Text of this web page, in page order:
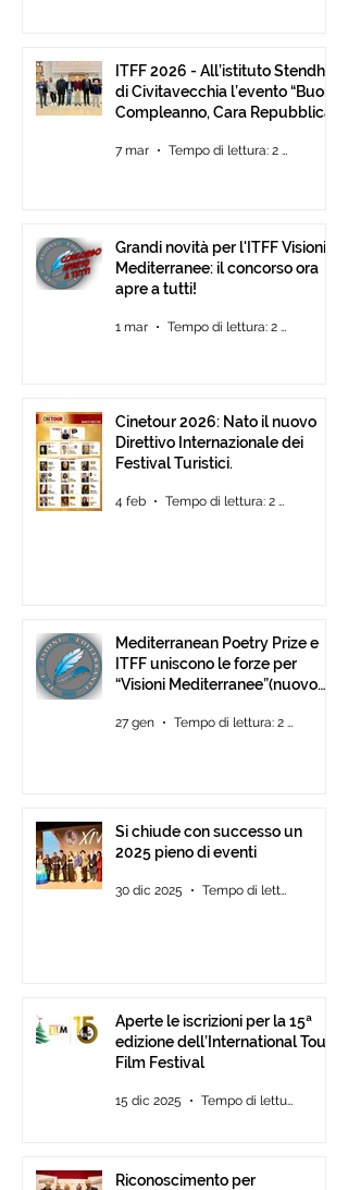
ITFF 2026 - All’istituto Stendhal
di Civitavecchia l’evento “Buon
Compleanno, Cara Repubblica”
7 mar Tempo di lettura: 2 min
Grandi novità per l'ITFF Visioni
Mediterranee: il concorso ora
apre a tutti!
1 mar Tempo di lettura: 2 min
Cinetour 2026: Nato il nuovo
Direttivo Internazionale dei
Festival Turistici.
4 feb Tempo di lettura: 2 min
Mediterranean Poetry Prize e
ITFF uniscono le forze per
“Visioni Mediterranee”(nuovo
27 gen Tempo di lettura: 2 min
Si chiude con successo un
2025 pieno di eventi
30 dic 2025 Tempo di lettura: 2 min
Aperte le iscrizioni per la 15ª
edizione dell’International Tour
Film Festival
15 dic 2025 Tempo di lettura: 2 min
Riconoscimento per